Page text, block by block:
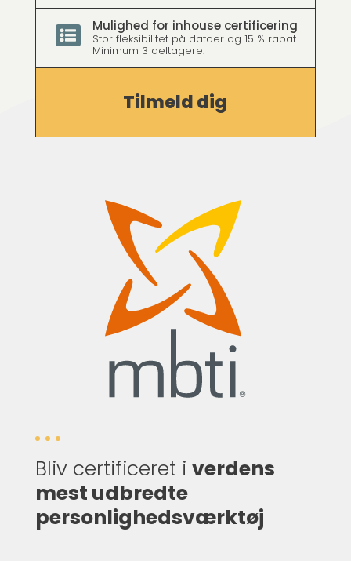
 Mulighed for inhouse certificering
Stor fleksibilitet på datoer og 15 % rabat.
Minimum 3 deltagere.
Tilmeld dig
Bliv certificeret i verdens
mest udbredte
personlighedsværktøj